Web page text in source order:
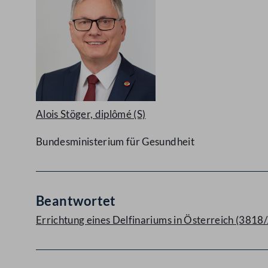
Alois Stöger, diplômé(S)
Bundesministerium für Gesundheit
Beantwortet
Errichtung eines Delfinariums in Österreich